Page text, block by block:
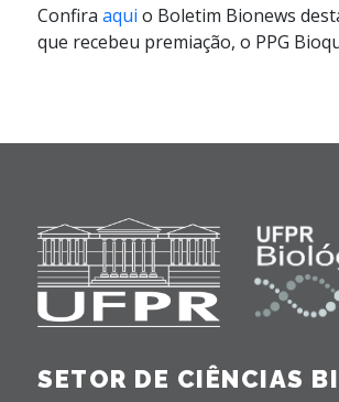
Confira aqui o Boletim Bionews
que recebeu premiação, o PPG
SETOR DE CIÊNCIAS